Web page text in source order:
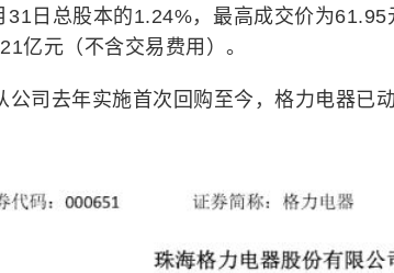
31日总股本的1.24%，最高成交价为
亿元（不含交易费用）。
公司去年实施首次回购至今，格力电器已